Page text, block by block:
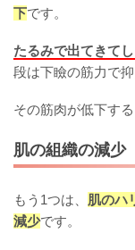
下です。
たるみで出てきて
段は下瞼の筋力で抑
その筋肉が低下す
肌の組織の減少
もう1つは、 肌のハ
減少です。